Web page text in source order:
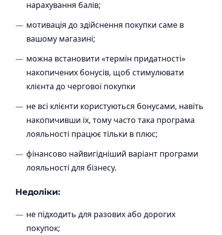
нарахування балів;
мотивація до здійснення покупки саме в
вашому магазині;
можна встановити «термін придатності»
накопичених бонусів, щоб стимулювати
клієнта до чергової покупки
не всі клієнти користуються бонусами, навіть
накопичивши їх, тому часто така програма
лояльності працює тільки в плюс;
фінансово найвигідніший варіант програми
лояльності для бізнесу.
Недоліки:
не підходить для разових або дорогих
покупок;